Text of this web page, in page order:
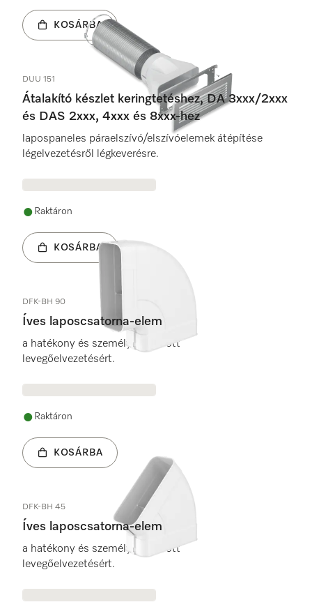
KOSÁRBA
DUU 151
Átalakító készlet keringtetéshez, DA 3xxx/2xxx
és DAS 2xxx, 4xxx és 8xxx-hez
lapospaneles páraelszívó/elszívóelemek átépítése
légelvezetésről légkeverésre.
Raktáron
KOSÁRBA
DFK-BH 90
Íves laposcsatorna-elem
a hatékony és személyre szabott
levegőelvezetésért.
Raktáron
KOSÁRBA
DFK-BH 45
Íves laposcsatorna-elem
a hatékony és személyre szabott
levegőelvezetésért.